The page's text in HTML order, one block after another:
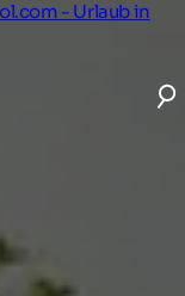
- Urlaub in